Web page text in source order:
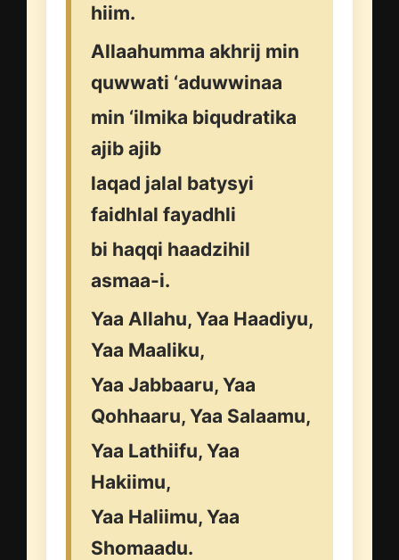
hiim.
Allaahumma akhrij min
quwwati ‘aduwwinaa
min ‘ilmika biqudratika
ajib ajib
laqad jalal batysyi
faidhlal fayadhli
bi haqqi haadzihil
asmaa-i.
Yaa Allahu, Yaa Haadiyu,
Yaa Maaliku,
Yaa Jabbaaru, Yaa
Qohhaaru, Yaa Salaamu,
Yaa Lathiifu, Yaa
Hakiimu,
Yaa Haliimu, Yaa
Shomaadu.